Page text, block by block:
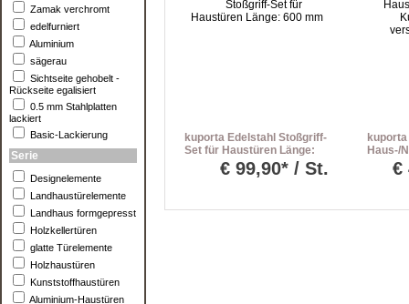
kuporta Edelstahl Stoßgriff-
Set für Haustüren Länge:
600 mm€ 99,90* / St.
Haus-/
€
Zamak verchromt
edelfurniert
Aluminium
sägerau
Sichtseite gehobelt -
Rückseite egalisiert
0.5 mm Stahlplatten
lackiert
Basic-Lackierung
Serie
Designelemente
Landhaustürelemente
Landhaus formgepresst
Holzkellertüren
glatte Türelemente
Holzhaustüren
Kunststoffhaustüren
Aluminium-Haustüren